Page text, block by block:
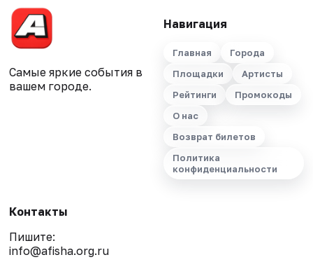
Самые яркие события в
вашем городе.
Навигация
Главная
Города
Площадки
Артисты
Рейтинги
Промокоды
О нас
Возврат билетов
Политика
конфиденциальности
Контакты
Пишите:
info@afisha.org.ru